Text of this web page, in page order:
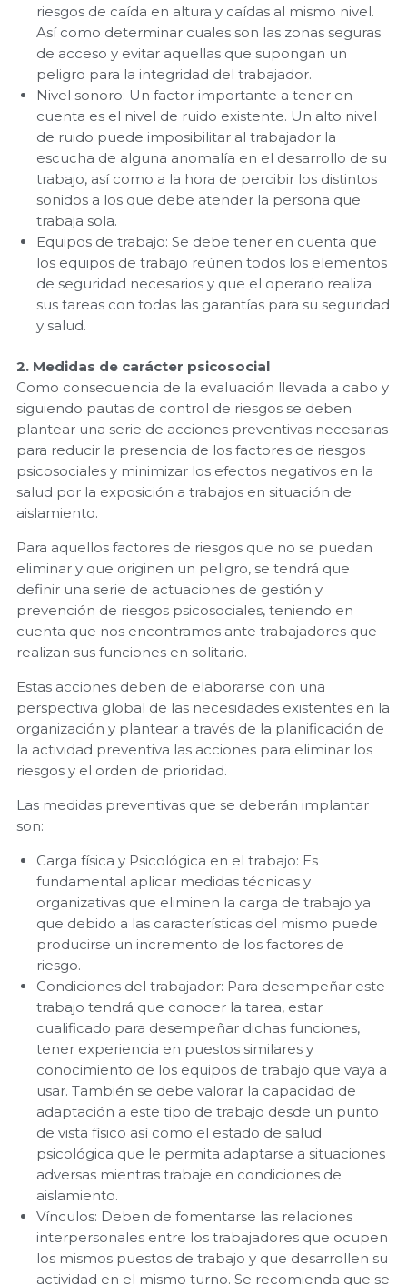
riesgos de caída en altura y caídas al mismo nivel.
Así como determinar cuales son las zonas seguras
de acceso y evitar aquellas que supongan un
peligro para la integridad del trabajador.
Nivel sonoro: Un factor importante a tener en
cuenta es el nivel de ruido existente. Un alto nivel
de ruido puede imposibilitar al trabajador la
escucha de alguna anomalía en el desarrollo de su
trabajo, así como a la hora de percibir los distintos
sonidos a los que debe atender la persona que
trabaja sola.
Equipos de trabajo: Se debe tener en cuenta que
los equipos de trabajo reúnen todos los elementos
de seguridad necesarios y que el operario realiza
sus tareas con todas las garantías para su seguridad
y salud.
2. Medidas de carácter psicosocial
Como consecuencia de la evaluación llevada a cabo y
siguiendo pautas de control de riesgos se deben
plantear una serie de acciones preventivas necesarias
para reducir la presencia de los factores de riesgos
psicosociales y minimizar los efectos negativos en la
salud por la exposición a trabajos en situación de
aislamiento.
Para aquellos factores de riesgos que no se puedan
eliminar y que originen un peligro, se tendrá que
definir una serie de actuaciones de gestión y
prevención de riesgos psicosociales, teniendo en
cuenta que nos encontramos ante trabajadores que
realizan sus funciones en solitario.
Estas acciones deben de elaborarse con una
perspectiva global de las necesidades existentes en la
organización y plantear a través de la planificación de
la actividad preventiva las acciones para eliminar los
riesgos y el orden de prioridad.
Las medidas preventivas que se deberán implantar
son:
Carga física y Psicológica en el trabajo: Es
fundamental aplicar medidas técnicas y
organizativas que eliminen la carga de trabajo ya
que debido a las características del mismo puede
producirse un incremento de los factores de
riesgo.
Condiciones del trabajador: Para desempeñar este
trabajo tendrá que conocer la tarea, estar
cualificado para desempeñar dichas funciones,
tener experiencia en puestos similares y
conocimiento de los equipos de trabajo que vaya a
usar. También se debe valorar la capacidad de
adaptación a este tipo de trabajo desde un punto
de vista físico así como el estado de salud
psicológica que le permita adaptarse a situaciones
adversas mientras trabaje en condiciones de
aislamiento.
Vínculos: Deben de fomentarse las relaciones
interpersonales entre los trabajadores que ocupen
los mismos puestos de trabajo y que desarrollen su
actividad en el mismo turno. Se recomienda que se